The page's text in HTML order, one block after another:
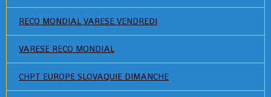
RECO MONDIAL VARESE VENDREDI
VARESE RECO MONDIAL
CHPT EUROPE SLOVAQUIE DIMANCHE